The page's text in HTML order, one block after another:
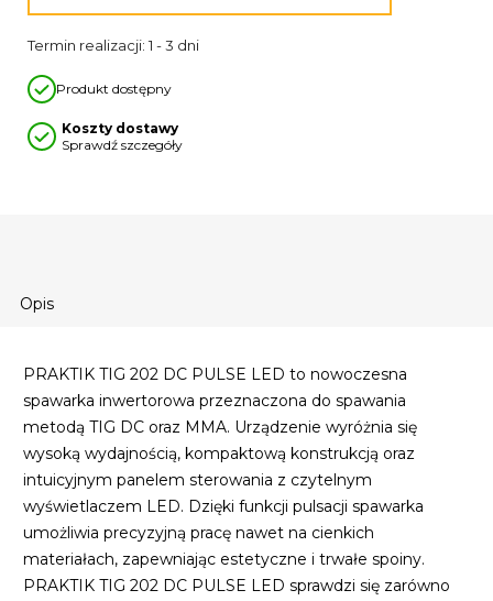
Opis
PRAKTIK TIG 202 DC PULSE LED to nowoczesna
spawarka inwertorowa przeznaczona do spawania
metodą TIG DC oraz MMA. Urządzenie wyróżnia się
wysoką wydajnością, kompaktową konstrukcją oraz
intuicyjnym panelem sterowania z czytelnym
wyświetlaczem LED. Dzięki funkcji pulsacji spawarka
umożliwia precyzyjną pracę nawet na cienkich
materiałach, zapewniając estetyczne i trwałe spoiny.
PRAKTIK TIG 202 DC PULSE LED sprawdzi się zarówno
Termin realizacji: 1 - 3 dni
Produkt dostępny
Koszty dostawy
Sprawdź szczegóły